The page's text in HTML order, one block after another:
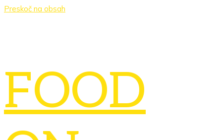
Preskoč na obsah
FOOD